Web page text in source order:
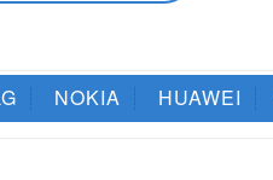
NOKIA HUAWEI